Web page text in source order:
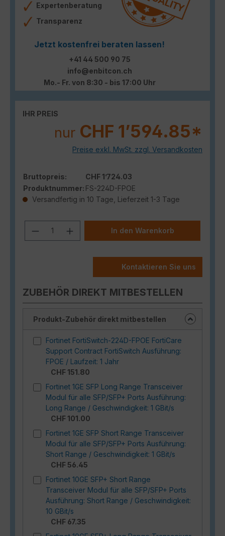
Expertenberatung
Transparenz
Jetzt kostenfrei beraten lassen!
+41 44 500 90 75
info@enbitcon.ch
Mo.- Fr. von 8:30 - bis 17:00 Uhr
IHR PREIS
nur CHF 1’594.85*
Preise exkl. MwSt. zzgl. Versandkosten
Bruttopreis:
CHF 1’724.03
Produktnummer: FS-224D-FPOE
Versandfertig in 10 Tage, Lieferzeit 1-3 Tage
Produkt Anzahl: Gib den
In den Warenkorb
Kontaktieren Sie uns
ZUBEHÖR DIREKT MITBESTELLEN
Produkt-Zubehör direkt mitbestellen
Fortinet FortiSwitch-224D-FPOE FortiCare
Support Contract FortiSwitch Ausführung:
FPOE / Laufzeit: 1 Jahr
CHF 151.80
Fortinet 1GE SFP Long Range Transceiver
Modul für alle SFP/SFP+ Ports Ausführung:
Long Range / Geschwindigkeit: 1 GBit/s
CHF 101.00
Fortinet 1GE SFP Short Range Transceiver
Modul für alle SFP/SFP+ Ports Ausführung:
Short Range / Geschwindigkeit: 1 GBit/s
CHF 56.45
Fortinet 10GE SFP+ Short Range
Transceiver Modul für alle SFP/SFP+ Ports
Ausführung: Short Range / Geschwindigkeit:
10 GBit/s
CHF 67.35